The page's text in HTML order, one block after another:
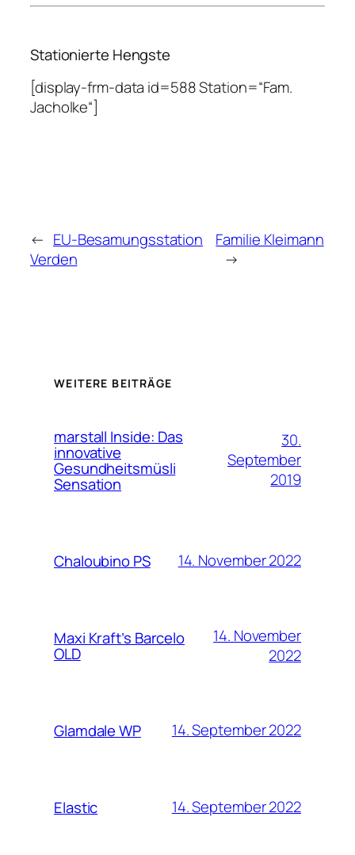
Stationierte Hengste
[display-frm-data id=588 Station=“Fam.
Jacholke“]
← EU-Besamungsstation
Verden
Familie Kleimann
→
WEITERE BEITRÄGE
marstall Inside: Das
innovative
Gesundheitsmüsli
Sensation
30.
September
2019
Chaloubino PS 14. November 2022
Maxi Kraft’s Barcelo
OLD
14. November
2022
Glamdale WP 14. September 2022
Elastic 14. September 2022